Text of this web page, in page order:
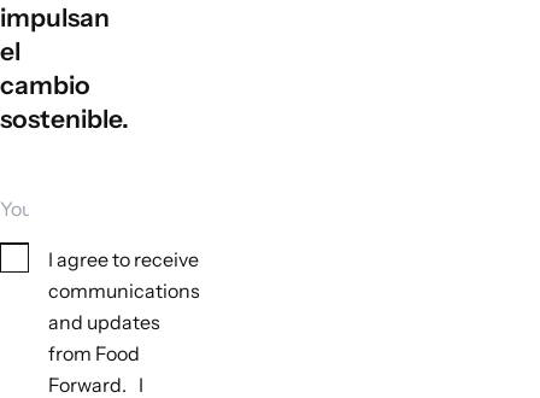
impulsan
el
cambio
sostenible.
ConsentI agree to receive
communications
and updates
from Food
Forward. I